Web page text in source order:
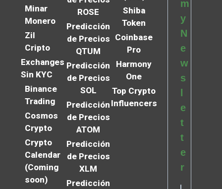
Minar
Monero
Zil
Cripto
Exchanges
Sin KYC
Binance
Trading
Cosmos
Crypto
Crypto
Calendar
(Coming
soon)
ROSE
Predicción
de Precios
QTUM
Predicción
de Precios
SOL
Predicción
de Precios
ATOM
Predicción
de Precios
XLM
Predicción
Shiba
Token
Coinbase
Pro
Harmony
One
Top Crypto
Influencers
m
y
N
e
w
s
e
t
t
e
r